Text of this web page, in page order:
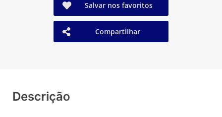
Salvar nos favoritos
Compartilhar
Descrição